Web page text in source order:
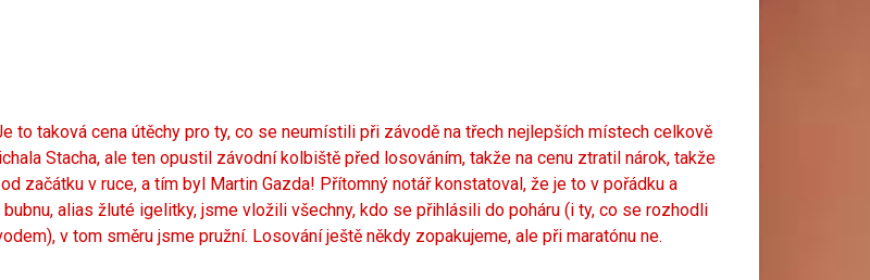
to taková cena útěchy pro ty, co se neumístili při závodě na třech nejlepších místech celkově
Stacha, ale ten opustil závodní kolbiště před losováním, takže na cenu ztratil nárok, takže
začátku v ruce, a tím byl Martin Gazda! Přítomný notář konstatoval, že je to v pořádku a
alias žluté igelitky, jsme vložili všechny, kdo se přihlásili do poháru (i ty, co se rozhodli
v tom směru jsme pružní. Losování ještě někdy zopakujeme, ale při maratónu ne.